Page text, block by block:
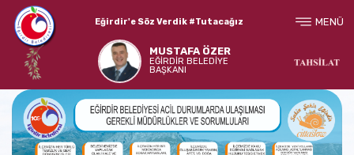
Eğirdir'e Söz Verdik #Tutacağız
MUSTAFA ÖZER
EĞİRDİR BELEDİYE
BAŞKANI
MENÜ